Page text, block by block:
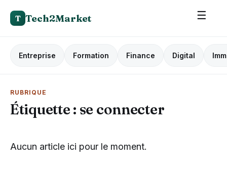
T Tech2Market ☰
Entreprise Formation Finance Digital
RUBRIQUE
Étiquette : se connecter
Aucun article ici pour le moment.